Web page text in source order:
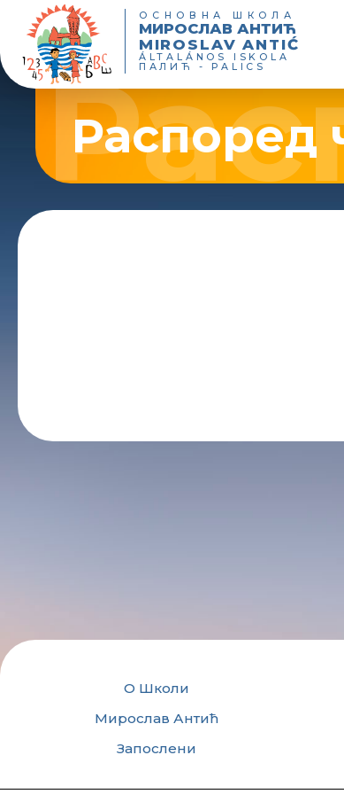
ОСНОВНА ШКОЛА
МИРОСЛАВ АНТИЋ
MIROSLAV ANTIĆ
ÁLTALÁNOS ISKOLA
ПАЛИЋ - PALICS
Распоред
О Школи
Мирослав Антић
Запослени